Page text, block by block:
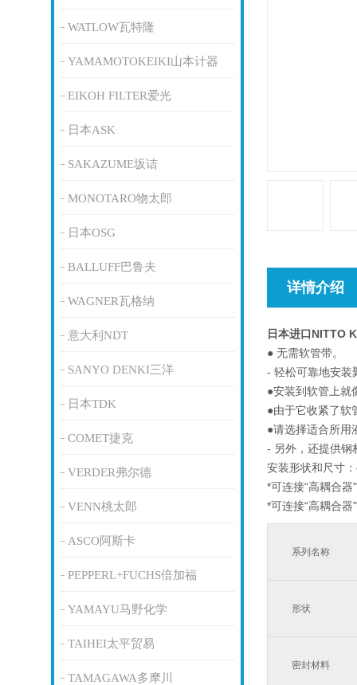
WATLOW瓦特隆
YAMAMOTOKEIKI山本计器
EIKOH FILTER爱光
日本ASK
SAKAZUME坂诘
MONOTARO物太郎
日本OSG
BALLUFF巴鲁夫
WAGNER瓦格纳
意大利NDT
SANYO DENKI三洋
日本TDK
COMET捷克
VERDER弗尔德
VENN桃太郎
ASCO阿斯卡
PEPPERL+FUCHS倍加福
YAMAYU马野化学
TAIHEI太平贸易
TAMAGAWA多摩川
详情介绍
日本进口NITTO
● 无需软管带。
- 轻松可靠地安装
●安装到软管上就
●由于它收紧了软
●请选择适合所用
- 另外，还提供钢
安装形状和尺寸
*可连接“高耦合
*可连接“高耦合
系列名称
形状
密封材料